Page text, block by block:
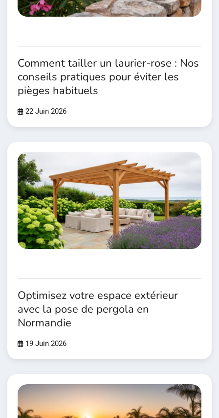
Comment tailler un laurier-rose : Nos
conseils pratiques pour éviter les
pièges habituels
22 Juin 2026
Optimisez votre espace extérieur
avec la pose de pergola en
Normandie
19 Juin 2026